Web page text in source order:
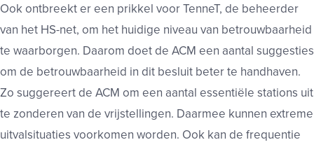
Ook ontbreekt er een prikkel voor TenneT, de beheerder
van het HS-net, om het huidige niveau van betrouwbaarheid
te waarborgen. Daarom doet de ACM een aantal suggesties
om de betrouwbaarheid in dit besluit beter te handhaven.
Zo suggereert de ACM om een aantal essentiële stations uit
te zonderen van de vrijstellingen. Daarmee kunnen extreme
uitvalsituaties voorkomen worden. Ook kan de frequentie